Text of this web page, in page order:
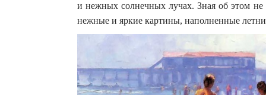
и нежных солнечных лучах. Зная об этом
нежные и яркие картины, наполненные